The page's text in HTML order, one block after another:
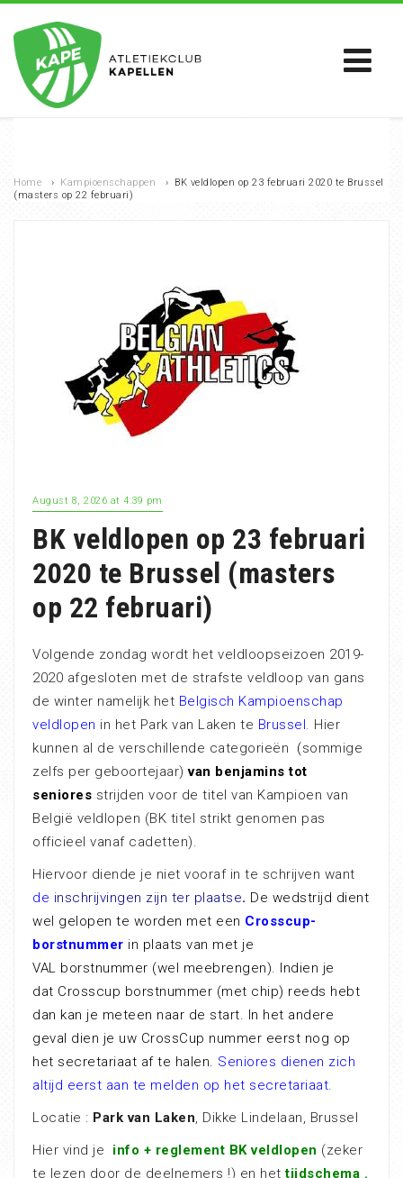
Home › Kampioenschappen › BK veldlopen op 23 februari 2020 te Brussel
(masters op 22 februari)
August 8, 2026 at 4:39 pm
BK veldlopen op 23 februari
2020 te Brussel (masters
op 22 februari)
Volgende zondag wordt het veldloopseizoen 2019-
2020 afgesloten met de strafste veldloop van gans
de winter namelijk het Belgisch Kampioenschap
veldlopen in het Park van Laken te Brussel. Hier
kunnen al de verschillende categorieën
(sommige
zelfs per geboortejaar)van benjamins tot
seniores strijden voor de titel van Kampioen van
België veldlopen (BK titel strikt genomen pas
officieel vanaf cadetten).
Hiervoor diende je niet vooraf in te schrijven want
de inschrijvingen zijn ter plaatse. De wedstrijd dient
wel gelopen te worden met een Crosscup-
borstnummer in plaats van met je
VAL borstnummer (wel meebrengen). Indien je
dat Crosscup borstnummer (met chip) reeds hebt
dan kan je meteen naar de start. In het andere
geval dien je uw CrossCup nummer eerst nog op
het secretariaat af te halen. Seniores dienen zich
altijd eerst aan te melden op het secretariaat.
Locatie : Park van Laken, Dikke Lindelaan, Brussel
Hier vind je
info + reglement BK veldlopen (zeker
te lezen door de deelnemers !) en hettijdschema .